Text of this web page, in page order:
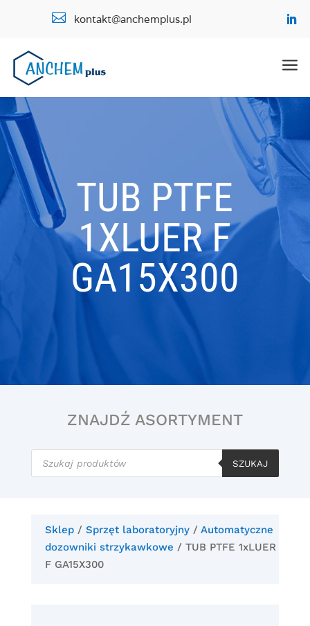
 kontakt@anchemplus.pl
a
TUB PTFE
1XLUER F
GA15X300
ZNAJDŹ ASORTYMENT
Wyszukiwarka
produktów
SZUKAJ
Sklep/ Sprzęt laboratoryjny/ Automatyczne
dozowniki strzykawkowe / TUB PTFE 1xLUER
F GA15X300